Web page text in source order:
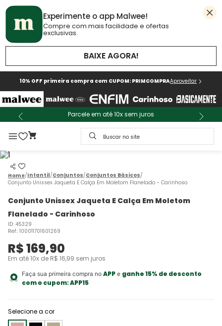
Experimente o app Malwee!
Compre com mais facilidade e ofertas
exclusivas.
BAIXE AGORA!
10% OFF primeira compra com CUPOM: PRIMCOMPRAAproveitar
Parcele em até 10x sem juros
Buscar no site
Infantil Conjuntos Conjuntos Básicos
Conjunto Unissex Jaqueta E Calça Em Moletom Flanelado - Carinhoso
Conjunto Unissex Jaqueta E Calça Em Moletom
Flanelado - Carinhoso
ID: 45329
Ref.: 100011701601269
R$169,90
Em até10x de R$ 16,99 sem juros
Faça sua primeira compra no APPe ganhe 15% de desconto
com o cupom:APP15
Selecione a cor